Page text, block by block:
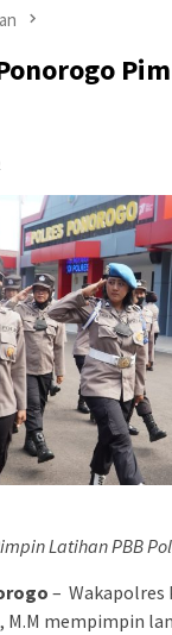
Latihan PBB
–
M.M mempimpin